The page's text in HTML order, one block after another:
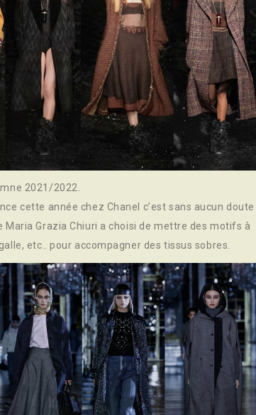
2021/2022.
cette année chez Chanel c’est sans aucun doute
Maria Grazia Chiuri a choisi de mettre des motifs à
etc.. pour accompagner des tissus sobres.